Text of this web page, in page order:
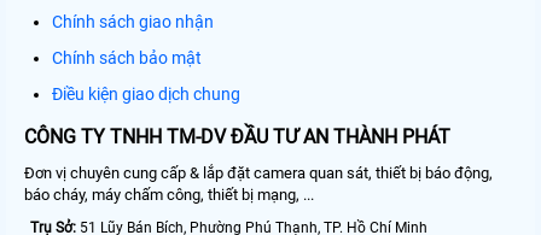
Chính sách giao nhận
Chính sách bảo mật
Điều kiện giao dịch chung
CÔNG TY TNHH TM-DV ĐẦU TƯ AN THÀNH PHÁT
Đơn vị chuyên cung cấp & lắp đặt camera quan sát, thiết bị báo động,
báo cháy, máy chấm công, thiết bị mạng, ...
Trụ Sở: 51 Lũy Bán Bích, Phường Phú Thạnh, TP. Hồ Chí Minh